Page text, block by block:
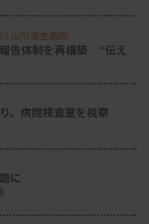
山形済生病院
告体制を再構築 “伝え
、病院検査室を視察
に